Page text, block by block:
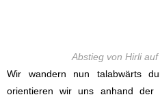
Abstieg von Hirli
Wir wandern nun talabwärts
orientieren wir uns anhand der